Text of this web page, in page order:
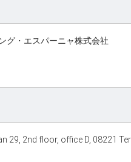
グ・エスパーニャ株式会社
29, 2nd floor, office D, 08221